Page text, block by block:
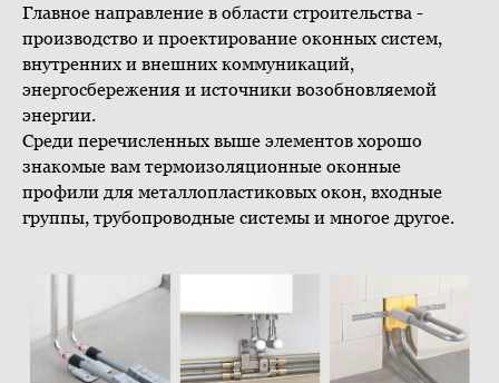
Главное направление в области строительства -
производство и проектирование оконных систем,
внутренних и внешних коммуникаций,
энергосбережения и источники возобновляемой
энергии.
Среди перечисленных выше элементов хорошо
знакомые вам термоизоляционные оконные
профили для металлопластиковых окон, входные
группы, трубопроводные системы и многое другое.